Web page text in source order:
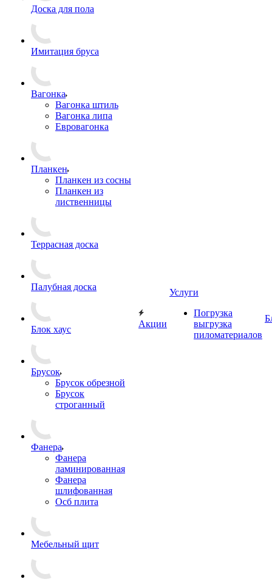
Доска для пола
Имитация бруса
Вагонка
Вагонка штиль
Вагонка липа
Евровагонка
Планкен
Планкен из сосны
Планкен из
лиственницы
Террасная доска
Палубная доска
Блок хаус
Брусок
Брусок обрезной
Брусок
строганный
Фанера
Фанера
ламинированная
Фанера
шлифованная
Осб плита
Мебельный щит
Акции
Услуги
Погрузка
выгрузка
пиломатериалов